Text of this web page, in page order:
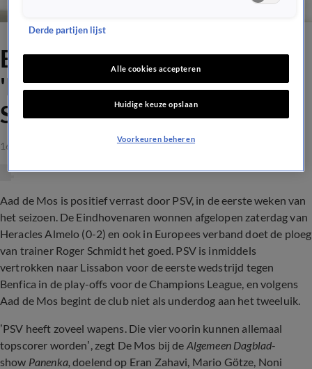
Enthousiasme over PSV:
'Kunnen thuis ook van Paris
Saint-Germain winnen'
16 aug 2021, 17:40
Aad de Mos is positief verrast door PSV, in de eerste weken van
het seizoen. De Eindhovenaren wonnen afgelopen zaterdag van
Heracles Almelo (0-2) en ook in Europees verband doet de ploeg
van trainer Roger Schmidt het goed. PSV is inmiddels
vertrokken naar Lissabon voor de eerste wedstrijd tegen
Benfica in de play-offs voor de Champions League, en volgens
Aad de Mos begint de club niet als underdog aan het tweeluik.
’PSV heeft zoveel wapens. Die vier voorin kunnen allemaal
topscorer worden’, zegt De Mos bij de Algemeen Dagblad-
show Panenka,doelend op Eran Zahavi, Mario Götze, Noni
Derde partijen lijst
Alle cookies accepteren
Huidige keuze opslaan
Voorkeuren beheren